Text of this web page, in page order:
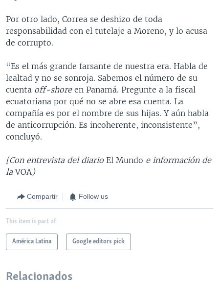
Por otro lado, Correa se deshizo de toda
responsabilidad con el tutelaje a Moreno, y lo acusa
de corrupto.
“Es el más grande farsante de nuestra era. Habla de
lealtad y no se sonroja. Sabemos el número de su
cuenta off-shoreen Panamá. Pregunte a la fiscal
ecuatoriana por qué no se abre esa cuenta. La
compañía es por el nombre de sus hijas. Y aún habla
de anticorrupción. Es incoherente, inconsistente”,
concluyó.
[Con entrevista del diario El Mundo e información de
laVOA )
Compartir Follow us
This item is part of
América Latina Google editors pick
Relacionados